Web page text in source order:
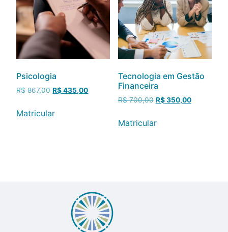
Psicologia
R$867,00 R$435,00
Matricular
Tecnologia em Gestão
Financeira
R$700,00 R$350,00
Matricular